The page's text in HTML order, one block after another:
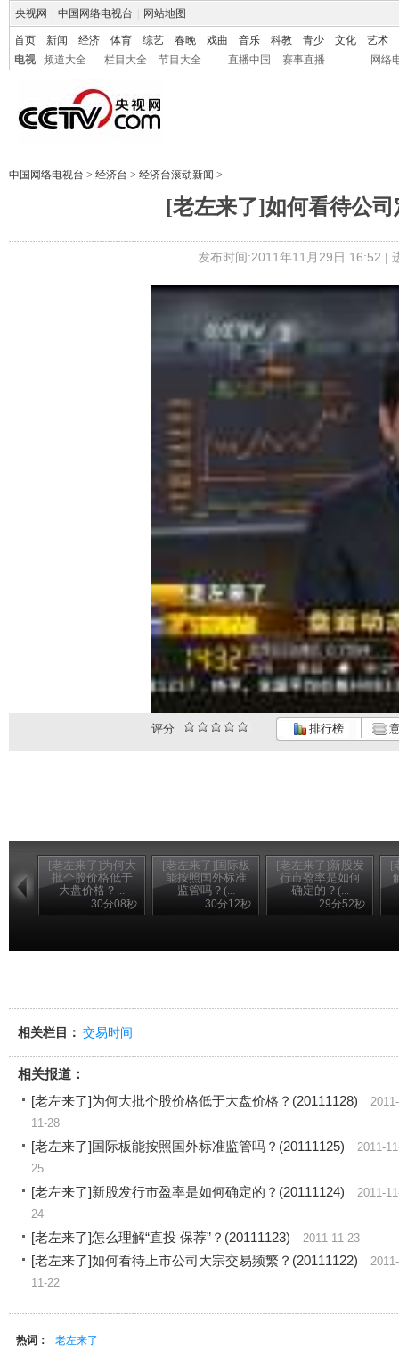
央视网 中国网络电视台 网站地图
首页 新闻 经济 体育 综艺 春晚 戏曲 音乐 科教 青少 文化
艺术
电视
频道大全 栏目大全 节目大全 直播中国 赛事直播 网络
中国网络电视台 > 经济台 > 经济台滚动新闻 >
[老左来了]如何看待公司
发布时间:2011年11月29日 16:52 |
评分 排行榜
[老左来了]为何大
批个股价格低于
大盘价格？...
30分08秒
[老左来了]国际板
能按照国外标准
监管吗？(...
30分12秒
[老左来了]新股发
行市盈率是如何
确定的？(...
29分52秒
[
相关栏目： 交易时间
相关报道：
[老左来了]为何大批个股价格低于大盘价格？(20111128)
2011-
11-28
[老左来了]国际板能按照国外标准监管吗？(20111125)
2011-
25
[老左来了]新股发行市盈率是如何确定的？(20111124)
2011-
24
[老左来了]怎么理解“直投 保荐”？(20111123)
2011-11-23
[老左来了]如何看待上市公司大宗交易频繁？(20111122) 2011-
11-22
热词： 老左来了